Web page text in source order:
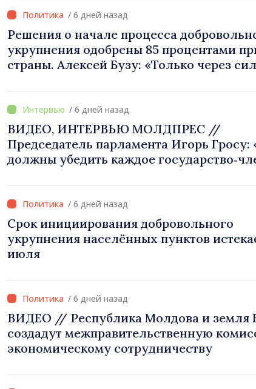
преобразовать в конкретные проекты»
/ 6 дней назад
Решения о начале процесса
укрупнения одобрены 85 процентами
страны. Алексей Бузу: «Только через
/ 6 дней назад
ВИДЕО, ИНТЕРВЬЮ МОЛДПРЕС //
Председатель парламента Игорь
должны убедить каждое
/ 6 дней назад
Срок инициирования добровольного
укрупнения населённых пунктов
июля
/ 6 дней назад
ВИДЕО // Республика Молдова и земля
создадут межправительственную
экономическому сотрудничеству